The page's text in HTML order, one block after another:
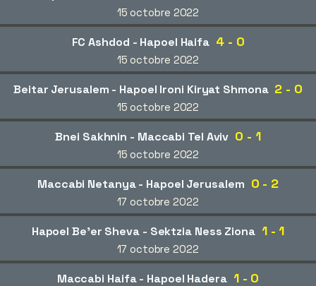
15 octobre 2022
FC Ashdod - Hapoel Haifa 4 - 0
15 octobre 2022
Beitar Jerusalem - Hapoel Ironi Kiryat Shmona 2 - 0
15 octobre 2022
Bnei Sakhnin - Maccabi Tel Aviv 0 - 1
15 octobre 2022
Maccabi Netanya - Hapoel Jerusalem 0 - 2
17 octobre 2022
Hapoel Be'er Sheva - Sektzia Ness Ziona 1 - 1
17 octobre 2022
Maccabi Haifa - Hapoel Hadera 1 - 0